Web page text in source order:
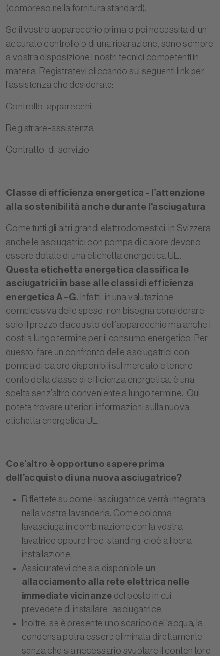
(compreso nella fornitura standard).
Se il vostro apparecchio prima o poi necessita di un
accurato controllo o di una riparazione, sono sempre
a vostra disposizione i nostri tecnici competenti in
materia. Registratevi cliccando sui seguenti link per
l’assistenza che desiderate:
Controllo-apparecchi
Registrare-assistenza
Contratto-di-servizio
Classe di efficienza energetica - l’attenzione
alla sostenibilità anche durante l'asciugatura
Come tutti gli altri grandi elettrodomestici, in Svizzera
anche le asciugatrici con pompa di calore devono
essere dotate di una etichetta energetica UE.
Questa etichetta energetica classifica le
asciugatrici in base alle classi di efficienza
energetica A–G. Infatti, in una valutazione
complessiva delle spese, non bisogna considerare
solo il prezzo d’acquisto dell’apparecchio ma anche i
costi a lungo termine per il consumo energetico. Per
questo, fare un confronto delle asciugatrici con
pompa di calore disponibili sul mercato e tenere
conto della classe di efficienza energetica, è una
scelta senz’altro conveniente a lungo termine. Qui
potete trovare ulteriori informazioni sulla nuova
etichetta energetica UE.
Cos’altro è opportuno sapere prima
dell’acquisto di una nuova asciugatrice?
Riflettete su come l’asciugatrice verrà integrata
nella vostra lavanderia. Come colonna
lavasciuga in combinazione con la vostra
lavatrice oppure free-standing, cioè a libera
installazione.
Assicuratevi che sia disponibile un
allacciamento alla rete elettrica nelle
immediate vicinanze del posto in cui
prevedete di installare l’asciugatrice.
Inoltre, se è presente uno scarico dell'acqua, la
condensa potrà essere eliminata direttamente
senza che sia necessario svuotare il contenitore